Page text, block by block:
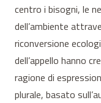
centro i bisogni, le
dell’ambiente
riconversione
dell’appello hanno
ragione di
plurale, basato